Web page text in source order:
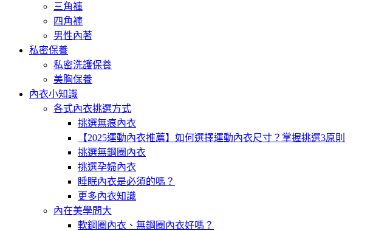
三角褲
四角褲
男性內著
私密保養
私密洗護保養
美胸保養
內衣小知識
各式內衣挑選方式
挑選無痕內衣
【2025運動內衣推薦】如何選擇運動內衣尺寸？掌握挑選3原則
挑選無鋼圈內衣
挑選孕婦內衣
睡眠內衣是必須的嗎？
更多內衣知識
內在美學問大
軟鋼圈內衣、無鋼圈內衣好嗎？